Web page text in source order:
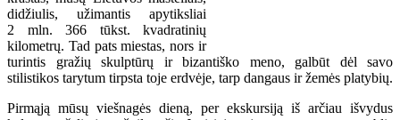
didžiulis, užimantis apytiksliai
2 mln. 366 tūkst. kvadratinių
kilometrų. Tad pats miestas, nors ir
turintis gražių skulptūrų ir bizantiško meno, galbūt dėl savo
stilistikos tarytum tirpsta toje erdvėje, tarp dangaus ir žemės platybių.
Pirmąją mūsų viešnagės dieną, per ekskursiją iš arčiau išvydus